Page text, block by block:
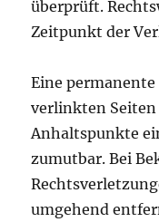
überprüft.
Zeitpunkt der
Eine
verlinkten
Anhaltspunkte
zumutbar. Bei
umgehend